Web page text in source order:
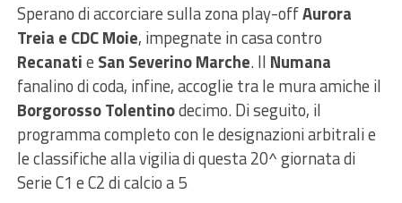
Sperano di accorciare sulla zona play-offAurora
Treia e CDC Moie, impegnate in casa contro
Recanatie San Severino Marche. Il Numana
fanalino di coda, infine, accoglie tra le mura amiche il
Borgorosso Tolentinodecimo. Di seguito, il
programma completo con le designazioni arbitrali e
le classifiche alla vigilia di questa 20^ giornata di
Serie C1 e C2 di calcio a 5